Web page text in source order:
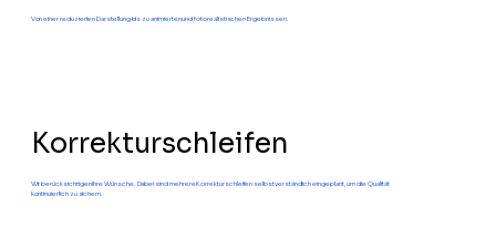
Von einer reduzierten Darstellung bis zu animierten und fotorealistischen Ergebnissen.
Korrekturschleifen
Wir berücksichtigen Ihre Wünsche. Dabei sind mehrere Korrekturschleifen selbstverständlich eingeplant, um die Qualität
kontinuierlich zu sichern.